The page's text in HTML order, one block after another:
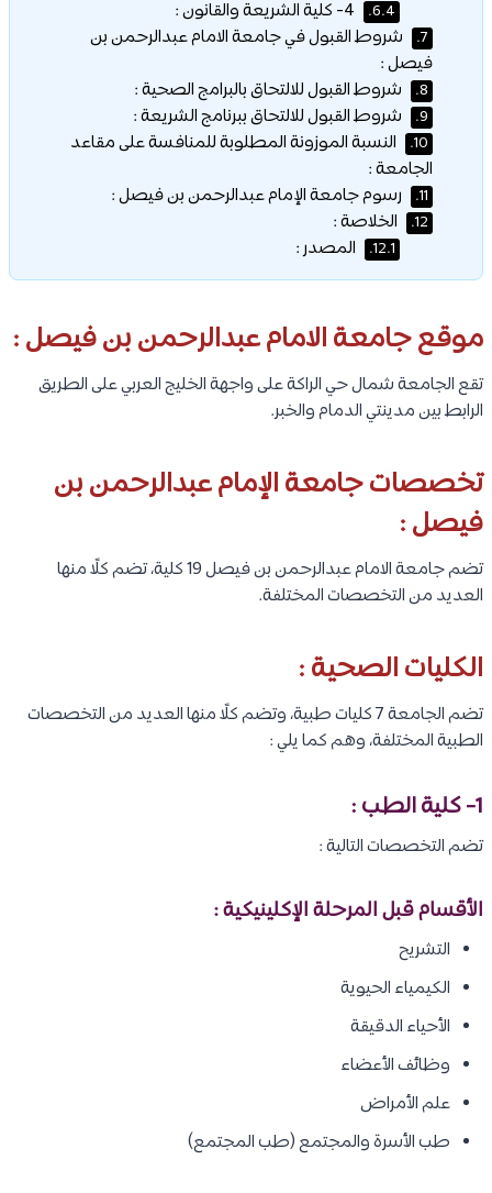
6.4.
7.
شروط القبول في جامعة الامام عبدالرحمن بن
فيصل :
8. شروط القبول للالتحاق بالبرامج الصحية :
9. شروط القبول للالتحاق ببرنامج الشريعة :
10.
النسبة الموزونة المطلوبة للمنافسة على مقاعد
الجامعة :
11. رسوم جامعة الإمام عبدالرحمن بن فيصل :
12. الخلاصة :
12.1. المصدر :
موقع جامعة الامام عبدالرحمن بن فيصل :
تقع الجامعة شمال حي الراكة على واجهة الخليج العربي على الطريق
الرابط بين مدينتي الدمام والخبر.
تخصصات جامعة الإمام عبدالرحمن بن
فيصل :
تضم جامعة الامام عبدالرحمن بن فيصل 19 كلية، تضم كلًا منها
العديد من التخصصات المختلفة.
الكليات الصحية :
تضم الجامعة 7 كليات طبية، وتضم كلًا منها العديد من التخصصات
الطبية المختلفة، وهم كما يلي :
1- كلية الطب :
تضم التخصصات التالية :
الأقسام قبل المرحلة الإكلينيكية :
التشريح
الكيمياء الحيوية
الأحياء الدقيقة
وظائف الأعضاء
علم الأمراض
طب الأسرة والمجتمع (طب المجتمع)